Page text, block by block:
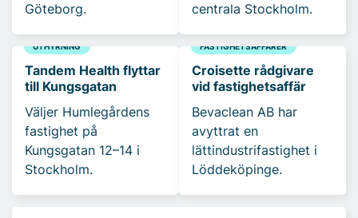
Göteborg.
centrala Stockholm.
UTHYRNING
Tandem Health flyttar
till Kungsgatan
Väljer Humlegårdens
fastighet på
Kungsgatan 12–14 i
Stockholm.
FASTIGHETSAFFÄRER
Croisette rådgivare
vid fastighetsaffär
Bevaclean AB har
avyttrat en
lättindustrifastighet i
Löddeköpinge.